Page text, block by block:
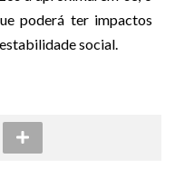
poderá ter impactos
social.